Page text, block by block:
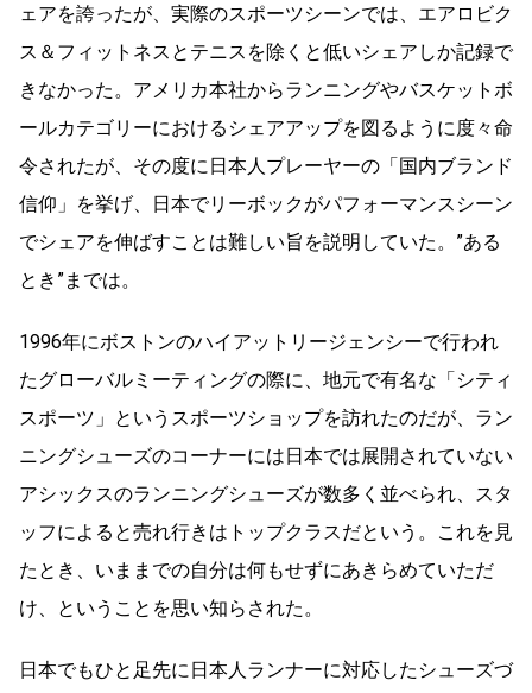
ェアを誇ったが、実際のスポーツシーンでは、エアロビク
ス＆フィットネスとテニスを除くと低いシェアしか記録で
きなかった。アメリカ本社からランニングやバスケットボ
ールカテゴリーにおけるシェアアップを図るように度々命
令されたが、その度に日本人プレーヤーの「国内ブランド
信仰」を挙げ、日本でリーボックがパフォーマンスシーン
でシェアを伸ばすことは難しい旨を説明していた。”ある
とき”までは。
1996年にボストンのハイアットリージェンシーで行われ
たグローバルミーティングの際に、地元で有名な「シティ
スポーツ」というスポーツショップを訪れたのだが、ラン
ニングシューズのコーナーには日本では展開されていない
アシックスのランニングシューズが数多く並べられ、スタ
ッフによると売れ行きはトップクラスだという。これを見
たとき、いままでの自分は何もせずにあきらめていただ
け、ということを思い知らされた。
日本でもひと足先に日本人ランナーに対応したシューズづ